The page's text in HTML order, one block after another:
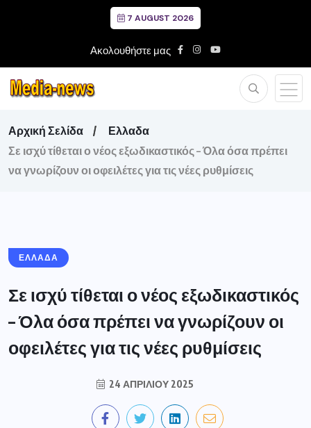
7 AUGUST 2026
Ακολουθήστε μας
Αρχική Σελίδα
Ελλαδα
Σε ισχύ τίθεται ο νέος εξωδικαστικός – Όλα όσα πρέπει
να γνωρίζουν οι οφειλέτες για τις νέες ρυθμίσεις
ΕΛΛΑΔΑ
Σε ισχύ τίθεται ο νέος εξωδικαστικός
– Όλα όσα πρέπει να γνωρίζουν οι
οφειλέτες για τις νέες ρυθμίσεις
24 ΑΠΡΙΛΊΟΥ 2025